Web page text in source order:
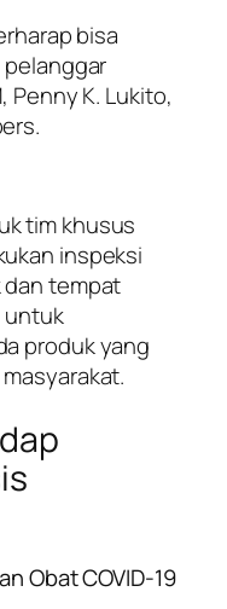
bisa
Penny K. Lukito,
tim khusus
inspeksi
dan tempat
untuk
produk yang
Obat COVID-19